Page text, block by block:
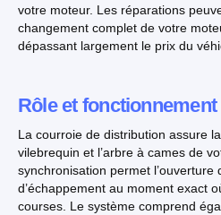
votre moteur. Les réparations
changement complet de votre
dépassant largement le prix du
Rôle et
La courroie de distribution assure
vilebrequin et l’arbre à cames de
synchronisation permet l’ouverture
d’échappement au moment exact
courses. Le système comprend